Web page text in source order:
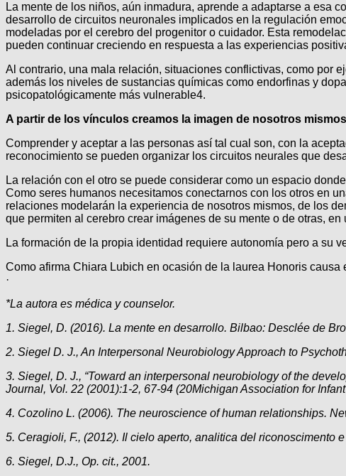
La mente de los niños, aún inmadura, aprende a adaptarse a esa
desarrollo de circuitos neuronales implicados en la regulación
modeladas por el cerebro del progenitor o cuidador. Esta
pueden continuar creciendo en respuesta a las experiencias
Al contrario, una mala relación, situaciones conflictivas, como por
además los niveles de sustancias químicas como endorfinas y
psicopatológicamente más vulnerable4.
A partir de los vínculos creamos la imagen de nosotros mismos
Comprender y aceptar a las personas así tal cual son, con la
reconocimiento se pueden organizar los circuitos neurales que
La relación con el otro se puede considerar como un espacio
Como seres humanos necesitamos conectarnos con los otros en
relaciones modelarán la experiencia de nosotros mismos, de los
que permiten al cerebro crear imágenes de su mente o de otras,
La formación de la propia identidad requiere autonomía pero a su
Como afirma Chiara Lubich en ocasión de la laurea Honoris
·
*La autora es médica y counselor.
1. Siegel, D. (2016). La mente en desarrollo. Bilbao: Desclée de
2. Siegel D. J., An Interpersonal Neurobiology Approach to
3. Siegel, D. J., “Toward an interpersonal neurobiology of the
Journal, Vol. 22 (2001):1-2, 67-94 (20Michigan Association for
4. Cozolino L. (2006). The neuroscience of human relationships.
5. Ceragioli, F., (2012). Il cielo aperto, analitica del riconoscimento
6. Siegel, D.J., Op. cit., 2001.